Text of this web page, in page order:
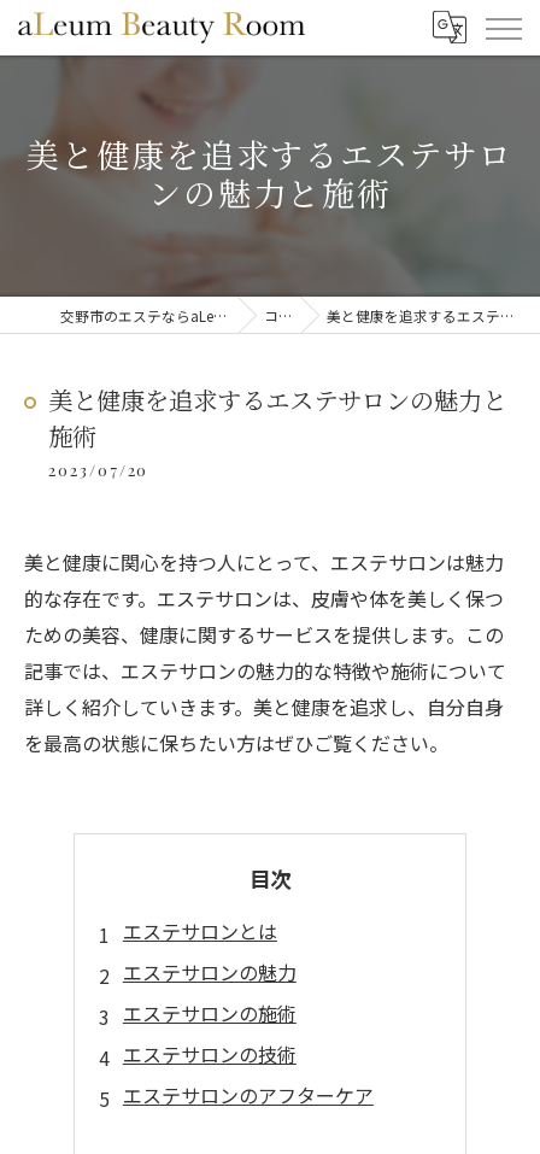
美と健康を追求するエステサロ
ンの魅力と施術
交野市のエステならaLeum Beauty Room コラム 美と健康を追求するエステサロンの魅力と施術
美と健康を追求するエステサロンの魅力と
施術
2023/07/20
美と健康に関心を持つ人にとって、エステサロンは魅力
的な存在です。エステサロンは、皮膚や体を美しく保つ
ための美容、健康に関するサービスを提供します。この
記事では、エステサロンの魅力的な特徴や施術について
詳しく紹介していきます。美と健康を追求し、自分自身
を最高の状態に保ちたい方はぜひご覧ください。
目次
エステサロンとは
エステサロンの魅力
エステサロンの施術
エステサロンの技術
エステサロンのアフターケア